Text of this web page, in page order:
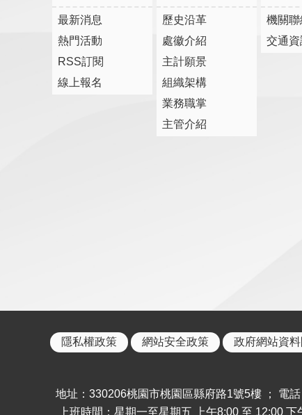
最新消息
熱門活動
RSS訂閱
線上報名
歷史沿革
處徽介紹
主計願景
組織架構
業務職掌
主管介紹
機關
交通資
隱私權政策 網站安全政策 政府網站資
地址：330206桃園市桃園區縣府路1號5樓 ； 電
上班時間：星期一至星期五 上午8:00 至 12:00 下